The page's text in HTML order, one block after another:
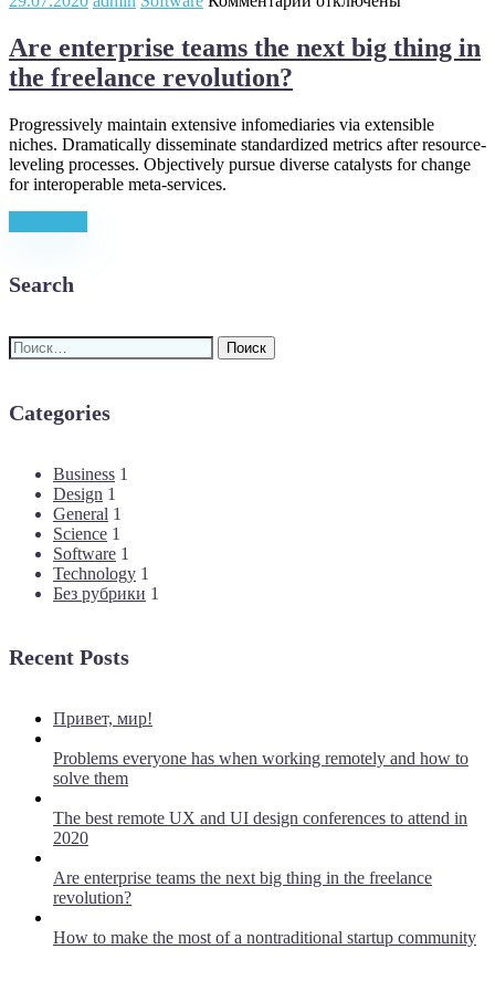
enterprise
next
big
thing
Are enterprise teams the next big thing in
the freelance revolution?
Progressively maintain extensive infomediaries via extensible
niches. Dramatically disseminate standardized metrics after resource-
leveling processes. Objectively pursue diverse catalysts for change
for interoperable meta-services.
Search
Найти:
Categories
Business 1
Design 1
General 1
Science 1
Software 1
Technology 1
Без рубрики 1
Recent Posts
Привет, мир!
Problems everyone has when working remotely and how to
solve them
The best remote UX and UI design conferences to attend in
2020
Are enterprise teams the next big thing in the freelance
revolution?
How to make the most of a nontraditional startup community